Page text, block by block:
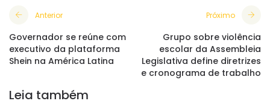
Anterior
Governador se reúne com
executivo da plataforma
Shein na América Latina
Próximo
Grupo sobre violência
escolar da Assembleia
Legislativa define diretrizes
e cronograma de trabalho
Leia também